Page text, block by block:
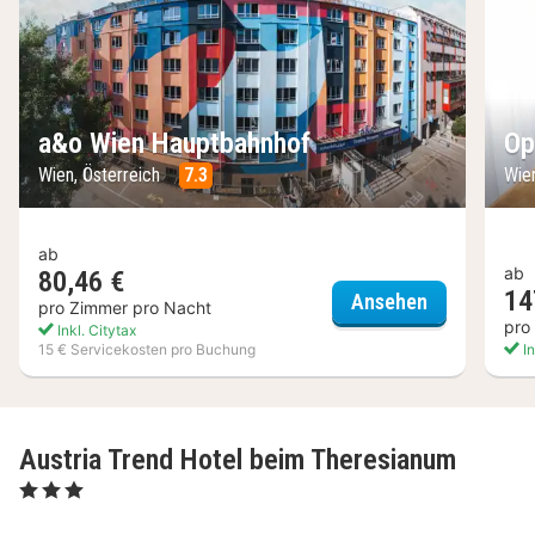
a&o Wien Hauptbahnhof
Wien, Österreich 7.3
ab
80,46 €
pro Zimmer pro Nacht
Inkl. Citytax
15 € Servicekosten pro Buchung
Ansehen a&o Wien
ab
pro
Austria Trend Hotel beim Theresianum
, 3 Sterne